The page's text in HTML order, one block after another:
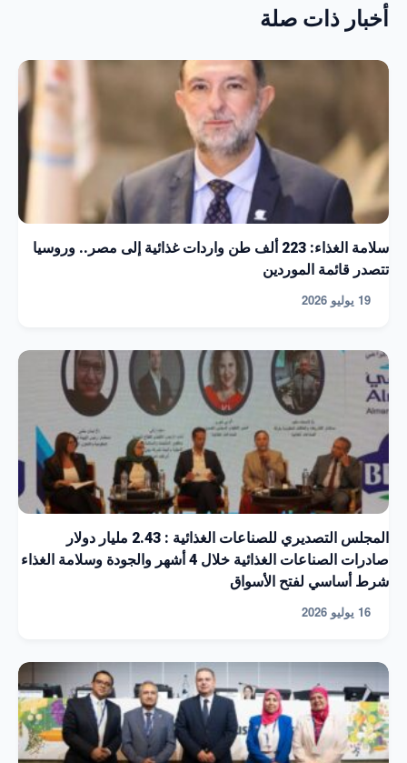
أخبار ذات صلة
سلامة الغذاء: 223 ألف طن واردات غذائية إلى مصر.. وروسيا
تتصدر قائمة الموردين
19 يوليو 2026
المجلس التصديري للصناعات الغذائية : 2.43 مليار دولار
صادرات الصناعات الغذائية خلال 4 أشهر والجودة وسلامة الغذاء
شرط أساسي لفتح الأسواق
16 يوليو 2026